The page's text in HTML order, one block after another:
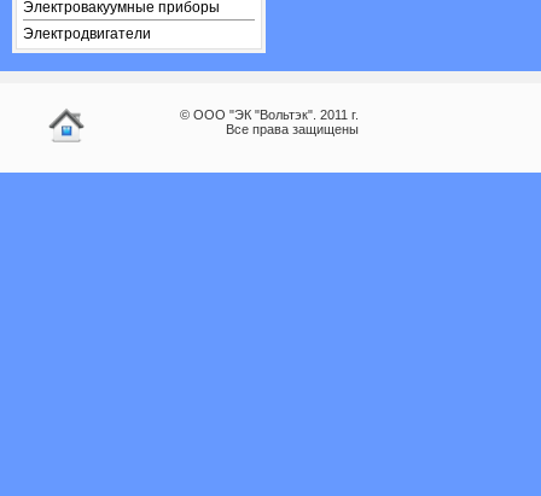
Электровакуумные приборы
Электродвигатели
© ООО "ЭК "Вольтэк". 2011 г.
Все права защищены